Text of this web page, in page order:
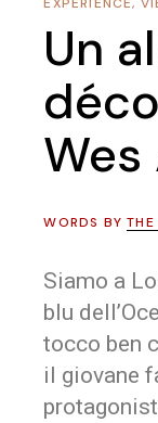
Un
WORDS BY
Siamo a
blu
tocco ben
il giovane